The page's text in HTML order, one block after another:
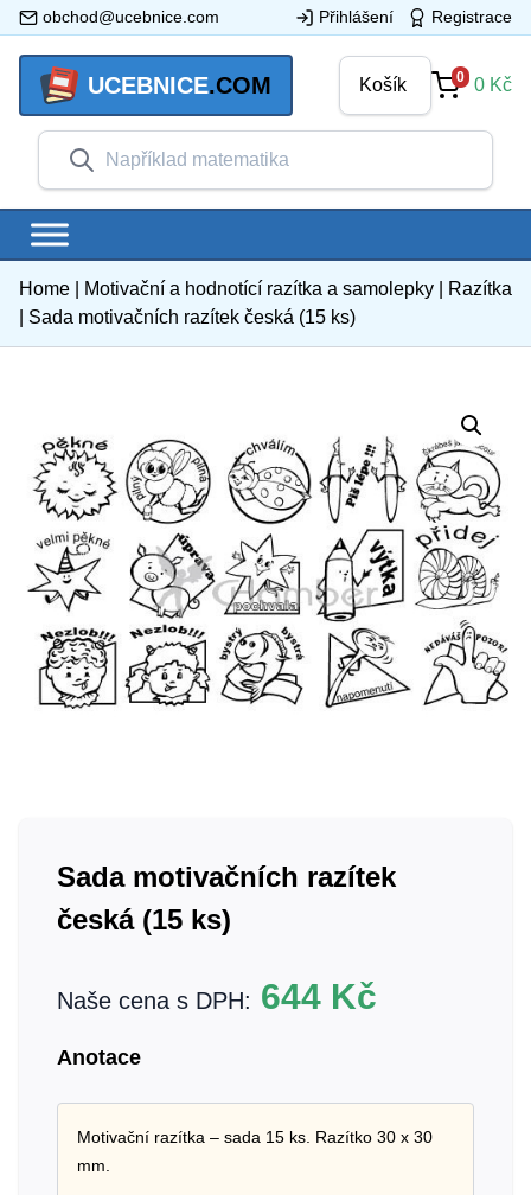
obchod@ucebnice.com Přihlášení Registrace
UCEBNICE.COM Košík 0 0 Kč
Home Motivační a hodnotící razítka a samolepky
Razítka
Sada motivačních razítek česká (15 ks)
Sada motivačních razítek
česká (15 ks)
Naše cena s DPH: 644 Kč
Anotace
Motivační razítka – sada 15 ks. Razítko 30 x 30
mm.